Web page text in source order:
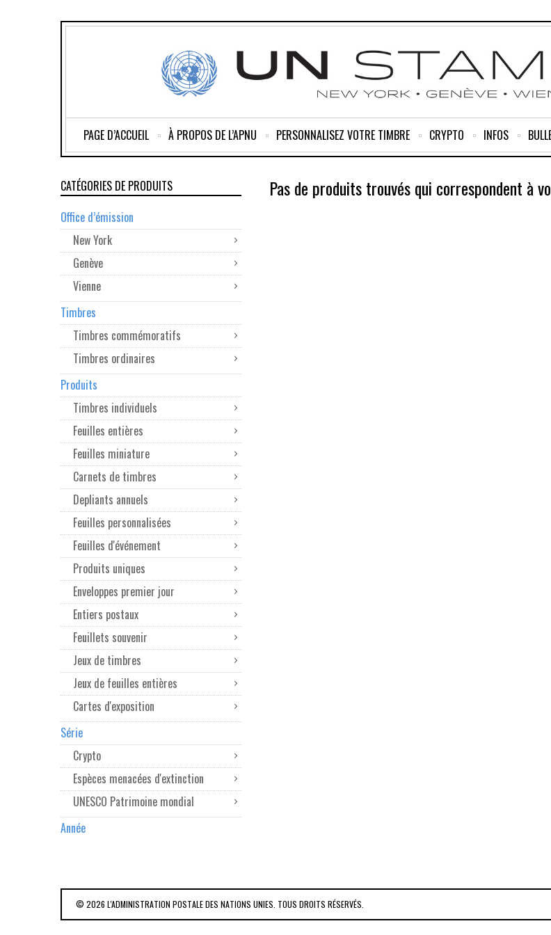
PAGE D’ACCUEIL À PROPOS DE L’APNU PERSONNALISEZ VOTRE TIMBRE CRYPTO INFOS
Pas de produits trouvés qui correspondent à
CATÉGORIES DE PRODUITS
Office d’émission
New York
Genève
Vienne
Timbres
Timbres commémoratifs
Timbres ordinaires
Produits
Timbres individuels
Feuilles entières
Feuilles miniature
Carnets de timbres
Depliants annuels
Feuilles personnalisées
Feuilles d'événement
Produits uniques
Enveloppes premier jour
Entiers postaux
Feuillets souvenir
Jeux de timbres
Jeux de feuilles entières
Cartes d'exposition
Série
Crypto
Espèces menacées d'extinction
UNESCO Patrimoine mondial
Année
© 2026 L'ADMINISTRATION POSTALE DES NATIONS UNIES. TOUS DROITS RÉSERVÉS.